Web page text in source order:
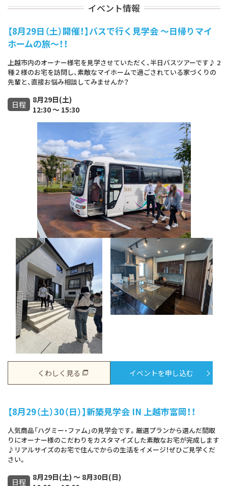
イベント情報
【8月29日（土）開催！】バスで行く見学会 ～日帰りマイ
ホームの旅～！！
上越市内のオーナー様宅を見学させていただく、半日バスツアーです♪ 2
種２様のお宅を訪問し、素敵なマイホームで過ごされている家づくりの
先輩と、直接お悩み相談してみませんか？
日程
8月29日(土)
12:30 ～ 15:30
くわしく見る イベントを申し込む
【8月29（土）30（日）】新築見学会 IN 上越市富岡！！
人気商品「ハグミー・ファム」の見学会です。厳選プランから選んだ間取
りにオーナー様のこだわりをカスタマイズした素敵なお宅が完成します
♪リアルサイズのお宅で住んでからの生活をイメージ！ぜひご見学くだ
さい。
日程
8月29日(土) ～ 8月30日(日)